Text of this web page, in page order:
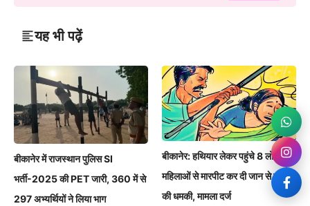
यह भी पढ़ें
बीकानेर में राजस्थान पुलिस SI
भर्ती-2025 की PET जारी, 360 में से
297 अभ्यर्थियों ने लिया भाग
बीकानेर: हथियार लेकर पहुंचे 8 लोग,
महिलाओं से मारपीट कर दी जान से मारने
की धमकी, मामला दर्ज